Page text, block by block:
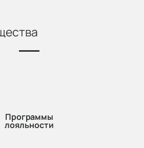
Программы
лояльности